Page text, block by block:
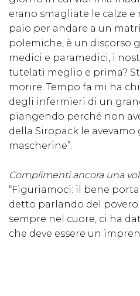
erano smagliate le calze
paio per andare a un
polemiche, è un discorso
medici e paramedici, i
tutelati meglio e prima?
morire. Tempo fa mi ha
degli infermieri di un
piangendo perché non
della Siropack le
mascherine”.
Complimenti ancora una
“Figuriamoci: il bene
detto parlando del povero
sempre nel cuore, ci ha
che deve essere un